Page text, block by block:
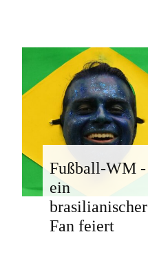
Fußball-WM -
ein
brasilianischer
Fan feiert